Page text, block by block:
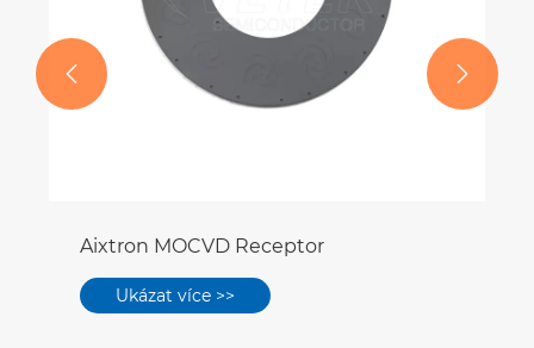
Aixtron MOCVD Receptor
Ukázat více >>
 